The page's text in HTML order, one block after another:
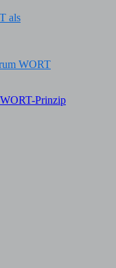
als
WORT
WORT-Prinzip